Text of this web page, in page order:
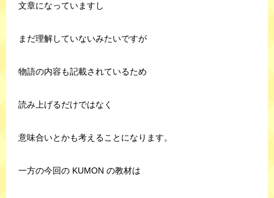
文章になっていますし
まだ理解していないみたいですが
物語の内容も記載されているため
読み上げるだけではなく
意味合いとかも考えることになります。
一方の今回の KUMON の教材は